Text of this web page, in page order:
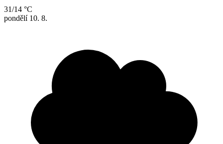
31/14 °C
pondělí 10. 8.